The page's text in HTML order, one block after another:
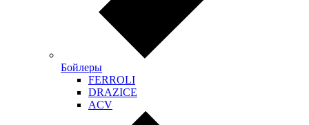
Бойлеры
FERROLI
DRAZICE
ACV